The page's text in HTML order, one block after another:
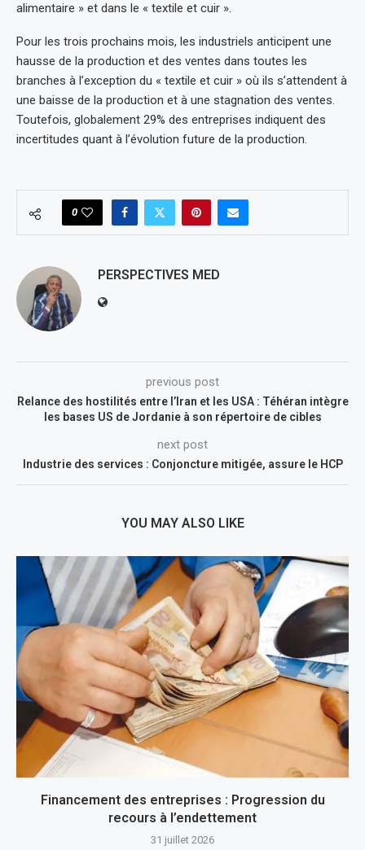
alimentaire » et dans le « textile et cuir ».
Pour les trois prochains mois, les industriels anticipent une
hausse de la production et des ventes dans toutes les
branches à l’exception du « textile et cuir » où ils s’attendent à
une baisse de la production et à une stagnation des ventes.
Toutefois, globalement 29% des entreprises indiquent des
incertitudes quant à l’évolution future de la production.
0
PERSPECTIVES MED
previous post
Relance des hostilités entre l’Iran et les USA : Téhéran intègre
les bases US de Jordanie à son répertoire de cibles
next post
Industrie des services : Conjoncture mitigée, assure le HCP
YOU MAY ALSO LIKE
Financement des entreprises : Progression du
recours à l’endettement
31 juillet 2026